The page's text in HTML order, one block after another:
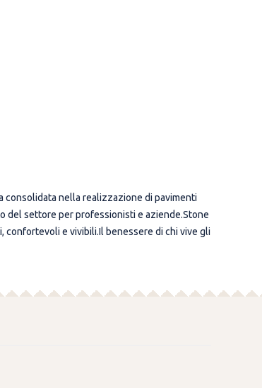
consolidata nella realizzazione di pavimenti
del settore per professionisti e aziende.Stone
confortevoli e vivibili.Il benessere di chi vive gli